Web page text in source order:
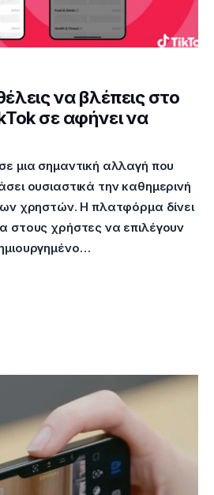
να βλέπεις στο
σε αφήνει να
μια σημαντική αλλαγή που
ουσιαστικά την καθημερινή
χρηστών. Η πλατφόρμα δίνει
στους χρήστες να επιλέγουν